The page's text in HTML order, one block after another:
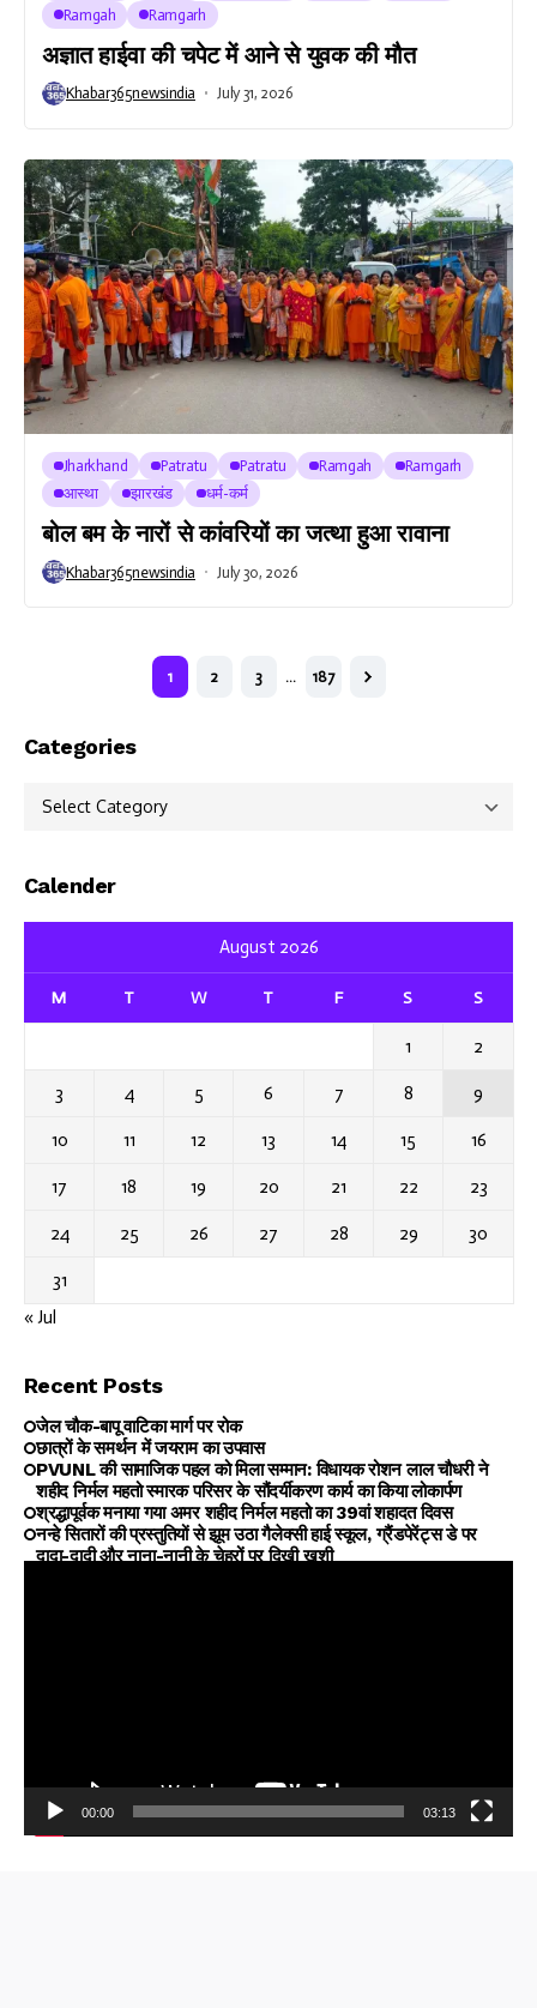
Ramgah
Ramgarh
अज्ञात हाईवा की चपेट में आने से युवक की मौत
Khabar365newsindia July 31, 2026
Jharkhand Patratu Patratu Ramgah
Ramgarh
आस्था
झारखंड धर्म-कर्म
बोल बम के नारों से कांवरियों का जत्था हुआ रावाना
Khabar365newsindia July 30, 2026
1 2 3 … 187
Categories
Categories
Calender
August 2026
M T W T F S S
1 2
3 4 5 6 7 8 9
10 11 12 13 14 15 16
17 18 19 20 21 22 23
24 25 26 27 28 29 30
31
« Jul
Recent Posts
जेल चौक-बापू वाटिका मार्ग पर रोक
छात्रों के समर्थन में जयराम का उपवास
PVUNL की सामाजिक पहल को मिला सम्मान: विधायक रोशन लाल चौधरी ने
शहीद निर्मल महतो स्मारक परिसर के सौंदर्यीकरण कार्य का किया लोकार्पण
श्रद्धापूर्वक मनाया गया अमर शहीद निर्मल महतो का 39वां शहादत दिवस
नन्हे सितारों की प्रस्तुतियों से झूम उठा गैलेक्सी हाई स्कूल, ग्रैंडपेरेंट्स डे पर
दादा-दादी और नाना-नानी के चेहरों पर दिखी खुशी
00:00 03:13